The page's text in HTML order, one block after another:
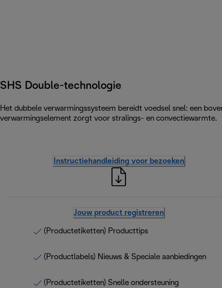
SHS Double-technologie
Het dubbele verwarmingssysteem bereidt voedsel snel: een
verwarmingselement zorgt voor stralings- en convectiewarmte.
Instructiehandleiding voor bezoeken
Jouw product registreren
(Productetiketten) Producttips
(Productlabels) Nieuws & Speciale aanbiedingen
(Productetiketten) Snelle ondersteuning